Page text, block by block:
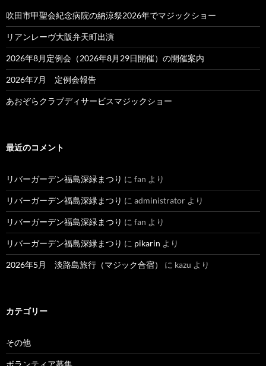
吹田市甲聖会紀念病院の納涼祭2026年でマジックショー
リアンレーヴ大阪弁天町出演
2026年8月定例会（2026年8月29日開催）の開催案内
2026年7月 定例会報告
あおぞらクラブディサービスマジックショー
最近のコメント
リバーガーデン福島深緑まつり に fan より
リバーガーデン福島深緑まつり に administrator より
リバーガーデン福島深緑まつり に fan より
リバーガーデン福島深緑まつり に pikarin より
2026年5月 淡路島旅行（マジック合宿） に kazu より
カテゴリー
その他